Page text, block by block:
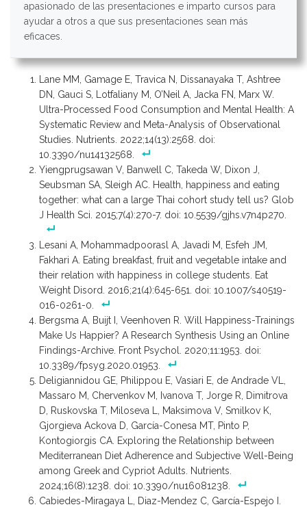
apasionado de las presentaciones e imparto cursos para
ayudar a otros a que sus presentaciones sean más
eficaces.
Lane MM, Gamage E, Travica N, Dissanayaka T, Ashtree
DN, Gauci S, Lotfaliany M, O’Neil A, Jacka FN, Marx W.
Ultra-Processed Food Consumption and Mental Health: A
Systematic Review and Meta-Analysis of Observational
Studies. Nutrients. 2022;14(13):2568. doi:
10.3390/nu14132568.
Yiengprugsawan V, Banwell C, Takeda W, Dixon J,
Seubsman SA, Sleigh AC. Health, happiness and eating
together: what can a large Thai cohort study tell us? Glob
J Health Sci. 2015;7(4):270-7. doi: 10.5539/gjhs.v7n4p270.
Lesani A, Mohammadpoorasl A, Javadi M, Esfeh JM,
Fakhari A. Eating breakfast, fruit and vegetable intake and
their relation with happiness in college students. Eat
Weight Disord. 2016;21(4):645-651. doi: 10.1007/s40519-
016-0261-0.
Bergsma A, Buijt I, Veenhoven R. Will Happiness-Trainings
Make Us Happier? A Research Synthesis Using an Online
Findings-Archive. Front Psychol. 2020;11:1953. doi:
10.3389/fpsyg.2020.01953.
Deligiannidou GE, Philippou E, Vasiari E, de Andrade VL,
Massaro M, Chervenkov M, Ivanova T, Jorge R, Dimitrova
D, Ruskovska T, Miloseva L, Maksimova V, Smilkov K,
Gjorgieva Ackova D, García-Conesa MT, Pinto P,
Kontogiorgis CA. Exploring the Relationship between
Mediterranean Diet Adherence and Subjective Well-Being
among Greek and Cypriot Adults. Nutrients.
2024;16(8):1238. doi: 10.3390/nu16081238.
Cabiedes-Miragaya L, Diaz-Mendez C, García-Espejo I.